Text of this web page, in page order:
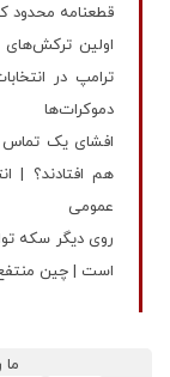
قطعنامه محدود
اولین ترکش‌های
ترامپ در
دموکرات‌ها
افشای یک تماس
هم افتادند؟ |
عمومی
روی دیگر سکه
است | چین